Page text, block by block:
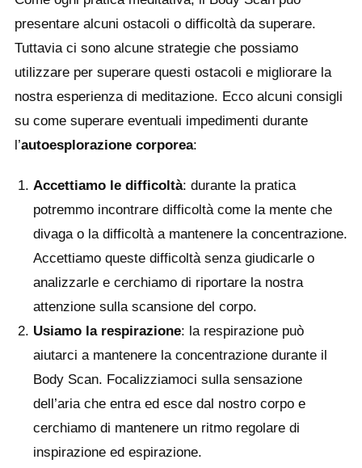
presentare alcuni ostacoli o difficoltà da superare.
Tuttavia ci sono alcune strategie che possiamo
utilizzare per superare questi ostacoli e migliorare la
nostra esperienza di meditazione. Ecco alcuni consigli
su come superare eventuali impedimenti durante
l’autoesplorazione corporea:
Accettiamo le difficoltà: durante la pratica
potremmo incontrare difficoltà come la mente che
divaga o la difficoltà a mantenere la concentrazione.
Accettiamo queste difficoltà senza giudicarle o
analizzarle e cerchiamo di riportare la nostra
attenzione sulla scansione del corpo.
Usiamo la respirazione: la respirazione può
aiutarci a mantenere la concentrazione durante il
Body Scan. Focalizziamoci sulla sensazione
dell’aria che entra ed esce dal nostro corpo e
cerchiamo di mantenere un ritmo regolare di
inspirazione ed espirazione.